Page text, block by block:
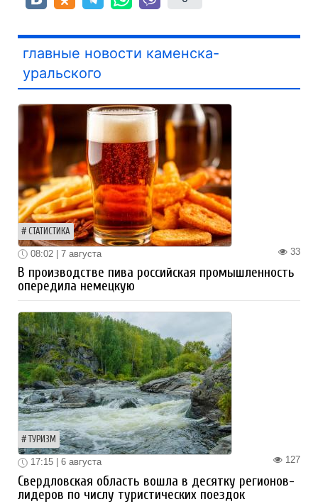
главные новости каменска-
уральского
СТАТИСТИКА
33
08:02 | 7 августа
В производстве пива российская промышленность
опередила немецкую
ТУРИЗМ
127
17:15 | 6 августа
Свердловская область вошла в десятку регионов-
лидеров по числу туристических поездок